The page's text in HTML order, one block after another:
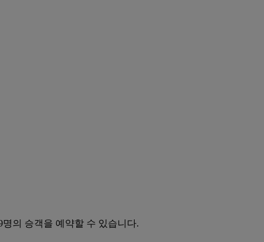
명의 승객을 예약할 수 있습니다.